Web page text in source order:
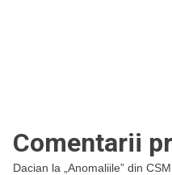
Comentarii
Dacian la
„Anomaliile” din